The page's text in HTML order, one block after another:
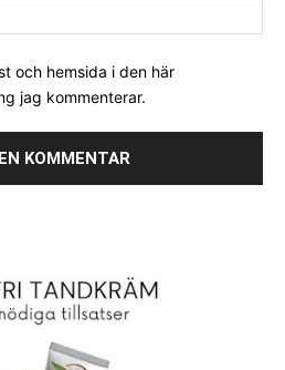
och hemsida i den här
jag kommenterar.